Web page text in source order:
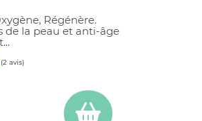
Régénère.
de la peau et anti-âge